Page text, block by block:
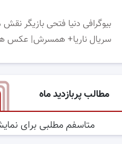
بیوگرافی دنیا فتحی بازیگر
سریال ناریا+ همسرش|
مطالب پربازدید ماه
متاسفم مطلبی برای